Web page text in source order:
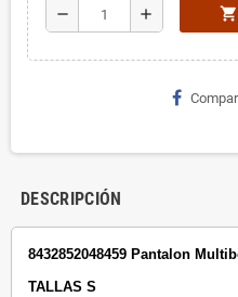
remove add shopping_cart
DESCRIPCIÓN
8432852048459 Pantalon
TALLAS S